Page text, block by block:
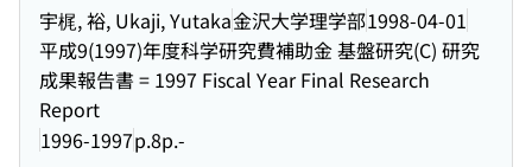
宇梶, 裕, Ukaji, Yutaka金沢大学理学部1998-04-01
平成9(1997)年度科学研究費補助金 基盤研究(C) 研究
成果報告書 = 1997 Fiscal Year Final Research
Report
1996-1997p.8p.-